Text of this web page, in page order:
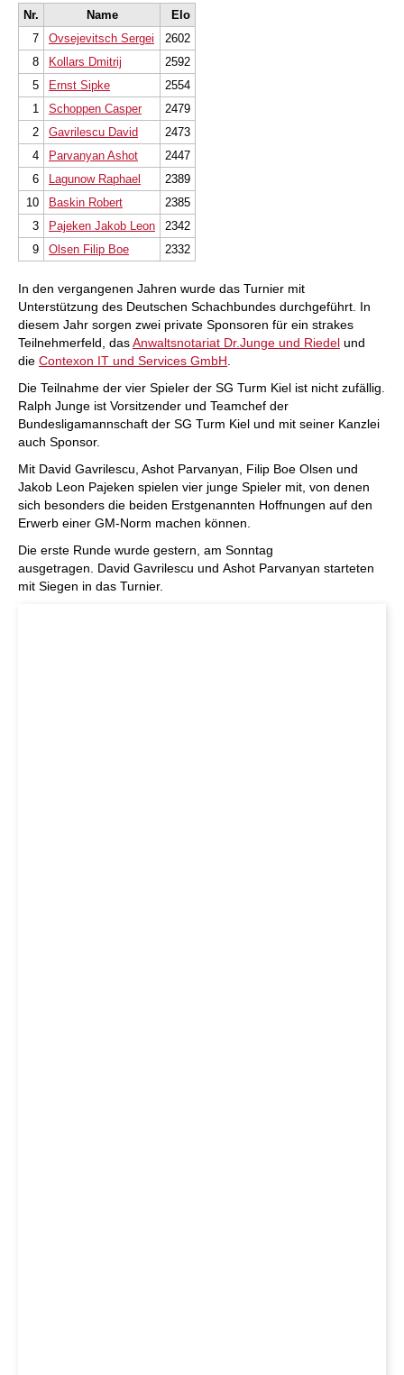
Nr. Name
Elo
7
Ovsejevitsch Sergei
2602
8
Kollars Dmitrij
2592
5
Ernst Sipke
2554
1
Schoppen Casper
2479
2
Gavrilescu David
2473
4
Parvanyan Ashot
2447
6
Lagunow Raphael
2389
10
Baskin Robert
2385
3
Pajeken Jakob Leon
2342
9
Olsen Filip Boe 2332
In den vergangenen Jahren wurde das Turnier mit
Unterstützung des Deutschen Schachbundes durchgeführt. In
diesem Jahr sorgen zwei private Sponsoren für ein strakes
Teilnehmerfeld, dasAnwaltsnotariat Dr.Junge und Riedel und
die Contexon IT und Services GmbH
Die Teilnahme der vier Spieler der SG Turm Kiel ist nicht zufällig.
Ralph Junge ist Vorsitzender und Teamchef der
Bundesligamannschaft der SG Turm Kiel und mit seiner Kanzlei
auch Sponsor.
Mit David Gavrilescu, Ashot Parvanyan, Filip Boe Olsen und
Jakob Leon Pajeken spielen vier junge Spieler mit, von denen
sich besonders die beiden Erstgenannten Hoffnungen auf den
Erwerb einer GM-Norm machen können.
Die erste Runde wurde gestern, am Sonntag
ausgetragen. David Gavrilescu und Ashot Parvanyan starteten
mit Siegen in das Turnier.